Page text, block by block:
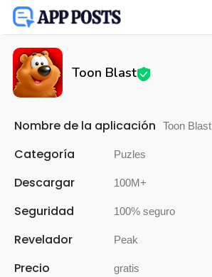
Toon Blast
Nombre de la aplicación Toon Blast
Categoría Puzles
Descargar 100M+
Seguridad 100% seguro
Revelador Peak
Precio gratis